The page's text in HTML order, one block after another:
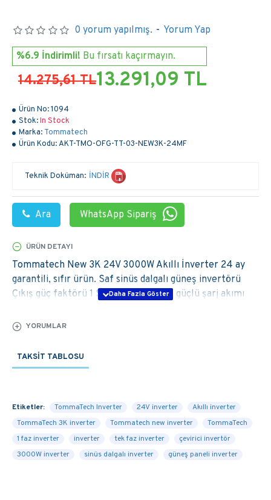
Ürün No:1094
Stok:In Stock
Marka: Tommatech
Ürün Kodu:AKT-TMO-OFG-TT-03-NEW3K-24MF
Teknik Doküman: İNDİR
Ara WhatsApp Sipariş
0 yorum yapılmış. - Yorum Yap
%6.9 İndirimli! Bu fırsatı kaçırmayın.
14.275,61 TL13.291,09 TL
ÜRÜN DETAYI
Tommatech New 3K 24V 3000W Akıllı İnverter 24 ay
garantili, sıfır ürün. Saf sinüs dalgalı güneş invertörü
Çıkış güç faktörü 1 Seçilebilir yüksek güçlü şarj akımı
için seçilebilir giriş voltajı aralığı LCD ayarı aracılığıyla
veya jeneratör gücüyle uyumlu AC düzelirken otomatik
yeniden başlatma Aşırı yük ve kısa devre koruması
önleme kiti Dayanıklı İnverter
YORUMLAR
TAKSIT TABLOSU
Etiketler: TommaTech Inverter 24V inverter
Akıllı inverter
TommaTech 3K inverter
Tommatech new inverter
TommaTech
1 faz inverter
inverter tek faz inverter
çevirici invertör
3000W inverter
sinüs dalgalı inverter güneş paneli inverter